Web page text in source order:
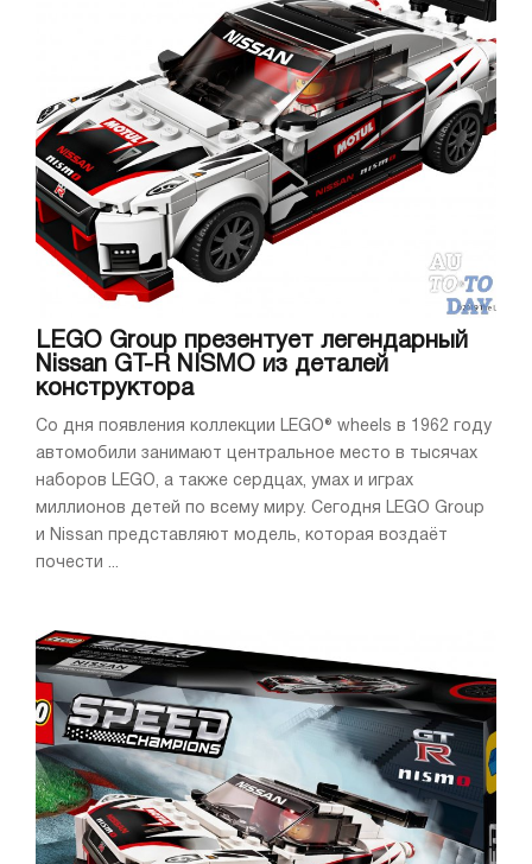
LEGO Group презентует легендарный
Nissan GT-R NISMO из деталей
конструктора
Со дня появления коллекции LEGO® wheels в 1962 году
автомобили занимают центральное место в тысячах
наборов LEGO, а также сердцах, умах и играх
миллионов детей по всему миру. Сегодня LEGO Group
и Nissan представляют модель, которая воздаёт
почести ...